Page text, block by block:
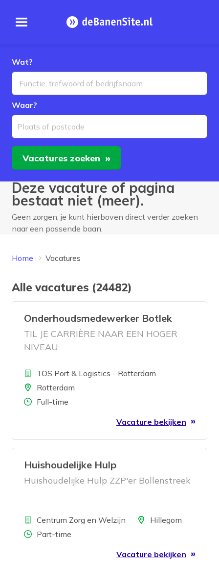
Open menu Homepage
Wat?
Waar?
Plaats of postcode
Vacatures zoeken
Deze vacature of pagina
bestaat niet (meer).
Geen zorgen, je kunt hierboven direct verder zoeken
naar een passende baan.
Home Vacatures
Alle vacatures (24482)
Onderhoudsmedewerker Botlek
TIL JE CARRIÈRE NAAR EEN HOGER
NIVEAU
BedrijfTOS Port & Logistics - Rotterdam
LocatieRotterdam
Aantal uren
Full-time
Vacature bekijken
Huishoudelijke Hulp
Huishoudelijke Hulp ZZP'er Bollenstreek
BedrijfCentrum Zorg en Welzijn LocatieHillegom
Aantal uren
Part-time
Vacature bekijken